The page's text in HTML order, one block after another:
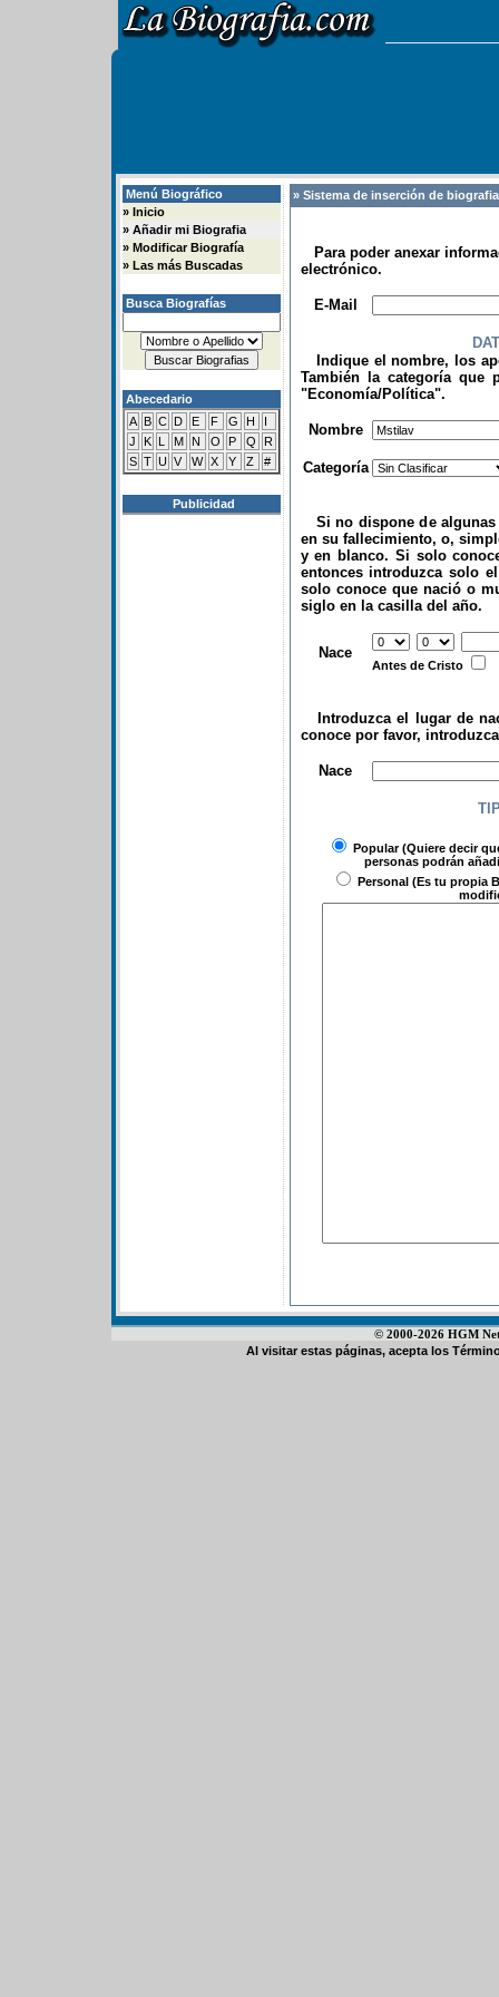
Menú Biográfico
» Inicio
» Añadir mi Biografia
» Modificar Biografía
» Las más Buscadas
Busca Biografías
Abecedario
A B C D E F G H
I
J
K L M N O P Q
R
S T U V W X Y Z #
Publicidad
» Sistema de inserción de
Para poder anexar
electrónico.
E-Mail
Indique el nombre, los
También la categoría que
"Economía/Política".
Nombre
Categoría
Si no dispone de algunas
en su fallecimiento, o,
y en blanco. Si solo
entonces introduzca solo
solo conoce que nació o
siglo en la casilla del año.
Nace
Antes de Cristo
Introduzca el lugar de
conoce por favor,
Nace
Popular(Quiere decir
personas podrán
Personal (Es tu propia
© 2000-2026 HGM
Al visitar estas páginas, acepta los